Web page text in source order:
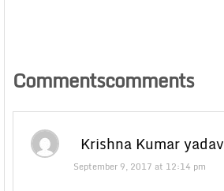
Commentscomments
Krishna Kumar yadav
September 9, 2017 at 12:14 pm